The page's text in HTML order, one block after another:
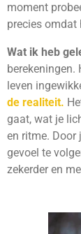
moment
precies omdat
Wat ik heb
leven
de realiteit.
gaat, wat je
en ritme. Door
gevoel te
zekerder en